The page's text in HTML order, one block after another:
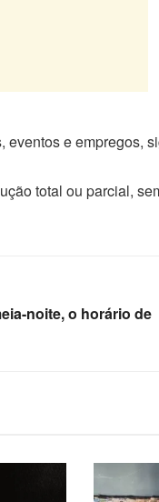
eventos e empregos,
total ou parcial,
noite, o horário de